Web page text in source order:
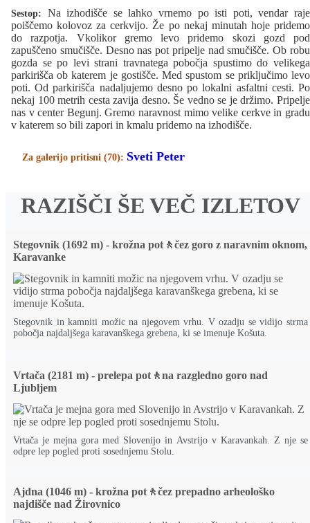
Sestop:
Na izhodišče se lahko vrnemo po isti poti, vendar raje
poiščemo kolovoz za cerkvijo. Že po nekaj minutah hoje pridemo
do razpotja. Vkolikor gremo levo pridemo skozi gozd pod
zapuščeno smučišče. Desno nas pot pripelje nad smučišče. Ob robu
gozda se po levi strani travnatega pobočja spustimo do velikega
parkirišča ob katerem je gostišče. Med spustom se priključimo levo
poti. Od parkirišča nadaljujemo desno po lokalni asfaltni cesti. Po
nekaj 100 metrih cesta zavija desno. Še vedno se je držimo. Pripelje
nas v center Begunj. Gremo naravnost mimo velike cerkve in gradu
v katerem so bili zapori in kmalu pridemo na izhodišče.
Za galerijo pritisni (70): Sveti Peter
RAZIŠČI ŠE VEČ IZLETOV
Stegovnik (1692 m) - krožna pot🚶čez goro z naravnim oknom,
Karavanke
Stegovnik in kamniti možic na njegovem vrhu. V ozadju se vidijo strma
pobočja najdaljšega karavanškega grebena, ki se imenuje Košuta.
Vrtača (2181 m) - prelepa pot🚶na razgledno goro nad
Ljubljem
Vrtača je mejna gora med Slovenijo in Avstrijo v Karavankah. Z nje se
odpre lep pogled proti sosednjemu Stolu.
Ajdna (1046 m) - krožna pot🚶čez prepadno arheološko
najdišče nad Žirovnico